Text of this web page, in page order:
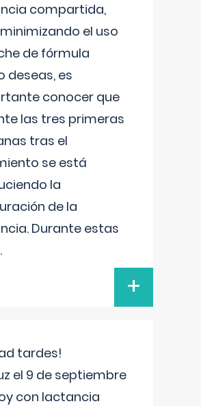
compartida,
el uso
de fórmula
deseas, es
conocer que
las tres primeras
tras el
se está
la
de la
Durante estas
+
tardes!
el 9 de septiembre
con lactancia